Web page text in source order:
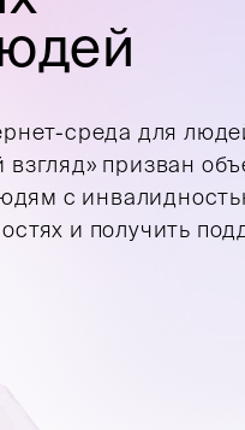
среда для
призван
с
и получить